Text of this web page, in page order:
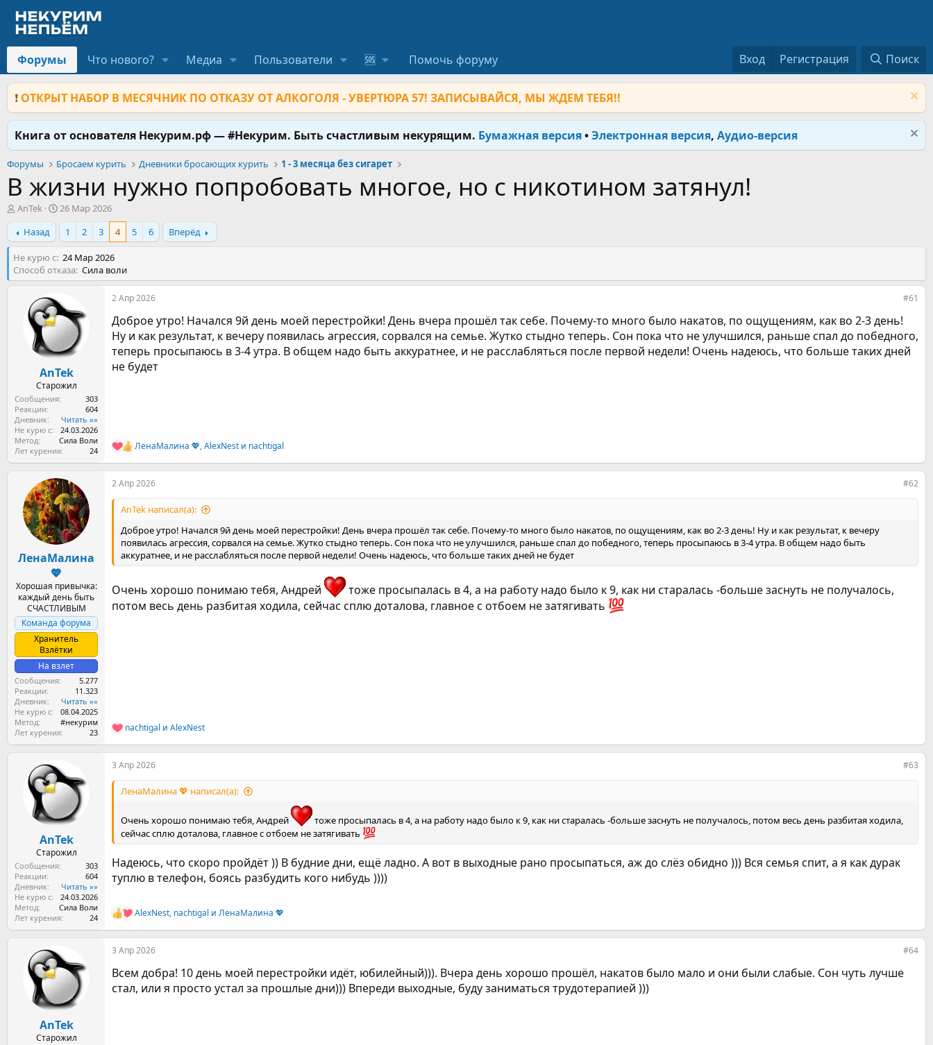
Форумы Что нового? Медиа Пользователи 🆘 Помочь форуму Вход Регистрация Поиск
❗ ОТКРЫТ НАБОР В МЕСЯЧНИК ПО ОТКАЗУ ОТ АЛКОГОЛЯ - УВЕРТЮРА 57! ЗАПИСЫВАЙСЯ, МЫ ЖДЕМ ТЕБЯ!!
Книга от основателя Некурим.рф — #Некурим. Быть счастливым некурящим. Бумажная версия•Электронная версия, Аудио-версия
Форумы Бросаем курить Дневники бросающих курить 1 - 3 месяца без сигарет
В жизни нужно попробовать многое, но с никотином затянул!
А
в
т
о
р
т
е
AnTek
Д
а
а
н
а
ч
л
а
26 Мар 2026
Назад
1 2 3 4 5 6 Вперёд
Не курю с 24 Мар 2026
Способ отказа Сила воли
AnTek
Старожил
Сообщения
303
Реакции
604
Дневник
Читать »»
Не курю с
24.03.2026
Метод
Сила Воли
Лет курения
24
2 Апр 2026 #61
Доброе утро! Начался 9й день моей перестройки! День вчера прошёл так себе. Почему-то много было накатов, по ощущениям, как во 2-3 день!
Ну и как результат, к вечеру появилась агрессия, сорвался на семье. Жутко стыдно теперь. Сон пока что не улучшился, раньше спал до победного,
теперь просыпаюсь в 3-4 утра. В общем надо быть аккуратнее, и не расслабляться после первой недели! Очень надеюсь, что больше таких дней
не будет
Р
е
а
к
ЛенаМалина 💖,AlexNest и nachtigal
ЛенаМалина
💖
Хорошая привычка:
каждый день быть
СЧАСТЛИВЫМ
Команда форума
Хранитель
Взлётки
На взлет
Сообщения
5.277
Реакции
11.323
Дневник
Читать »»
Не курю с
08.04.2025
Метод
#некурим
Лет курения
23
2 Апр 2026 #62
AnTek написал(а):
Доброе утро! Начался 9й день моей перестройки! День вчера прошёл так себе. Почему-то много было накатов, по ощущениям, как во 2-3 день! Ну и как результат, к вечеру
появилась агрессия, сорвался на семье. Жутко стыдно теперь. Сон пока что не улучшился, раньше спал до победного, теперь просыпаюсь в 3-4 утра. В общем надо быть
аккуратнее, и не расслабляться после первой недели! Очень надеюсь, что больше таких дней не будет
Очень хорошо понимаю тебя, Андрей
тоже просыпалась в 4, а на работу надо было к 9, как ни старалась -больше заснуть не получалось,
потом весь день разбитая ходила, сейчас сплю доталова, главное с отбоем не затягивать
Р
е
а
к
nachtigal и AlexNest
AnTek
Старожил
Сообщения
303
Реакции
604
Дневник
Читать »»
Не курю с
24.03.2026
Метод
Сила Воли
Лет курения
24
3 Апр 2026 #63
ЛенаМалина 💖 написал(а):
Очень хорошо понимаю тебя, Андрей
тоже просыпалась в 4, а на работу надо было к 9, как ни старалась -больше заснуть не получалось, потом весь день разбитая ходила,
сейчас сплю доталова, главное с отбоем не затягивать
Надеюсь, что скоро пройдёт )) В будние дни, ещё ладно. А вот в выходные рано просыпаться, аж до слёз обидно ))) Вся семья спит, а я как дурак
туплю в телефон, боясь разбудить кого нибудь ))))
Р
е
а
к
и
и
:
AlexNest, nachtigal и ЛенаМалина 💖
AnTek
Старожил
3 Апр 2026 #64
Всем добра! 10 день моей перестройки идёт, юбилейный))). Вчера день хорошо прошёл, накатов было мало и они были слабые. Сон чуть лучше
стал, или я просто устал за прошлые дни))) Впереди выходные, буду заниматься трудотерапией )))